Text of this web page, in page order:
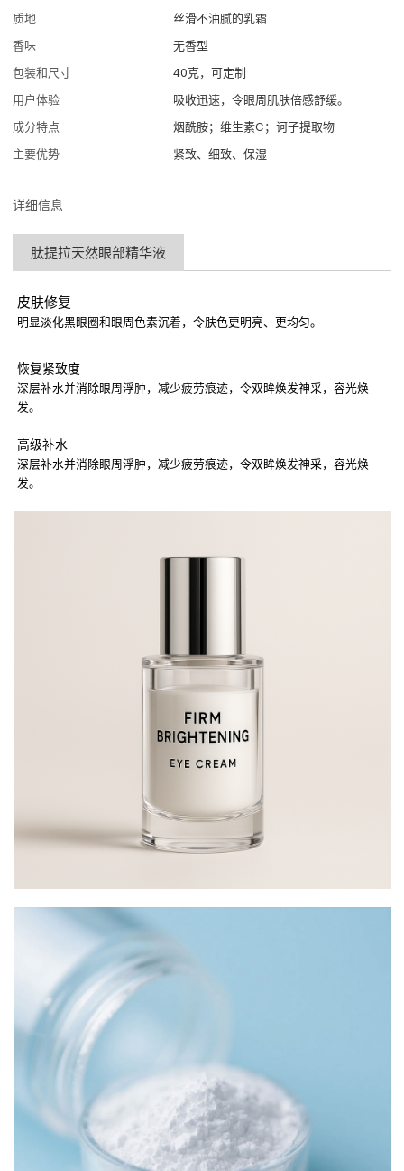
质地
丝滑不油腻的乳霜
香味
无香型
包装和尺寸
40克，可定制
用户体验
吸收迅速，令眼周肌肤倍感舒缓。
成分特点
烟酰胺；维生素C；诃子提取物
主要优势
紧致、细致、保湿
详细信息
肽提拉天然眼部精华液
皮肤修复
明显淡化黑眼圈和眼周色素沉着，令肤色更明亮、更均匀。
恢复紧致度
深层补水并消除眼周浮肿，减少疲劳痕迹，令双眸焕发神采，容光焕
发。
高级补水
深层补水并消除眼周浮肿，减少疲劳痕迹，令双眸焕发神采，容光焕
发。